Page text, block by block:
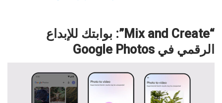
“Mix and Create”: بوابتك للإبداع
الرقمي في Google Photos